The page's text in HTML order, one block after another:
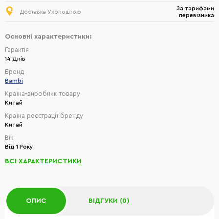
Доставка Укрпоштою
За тарифами
перевізника
Основні характеристики:
Гарантія
14 Днів
Бренд
Bambi
Країна-виробник товару
Китай
Країна реєстрації бренду
Китай
Вік
Від 1 Року
ВСІ ХАРАКТЕРИСТИКИ
ОПИС ВІДГУКИ (0)